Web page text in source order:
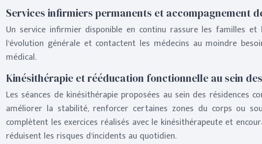
Services infirmiers permanents et accompagnement
Un service infirmier disponible en continu rassure les familles
l’évolution générale et contactent les médecins au moindre
médical.
Kinésithérapie et rééducation fonctionnelle au sein
Les séances de kinésithérapie proposées au sein des résidences
améliorer la stabilité, renforcer certaines zones du corps ou
complètent les exercices réalisés avec le kinésithérapeute et
réduisent les risques d’incidents au quotidien.